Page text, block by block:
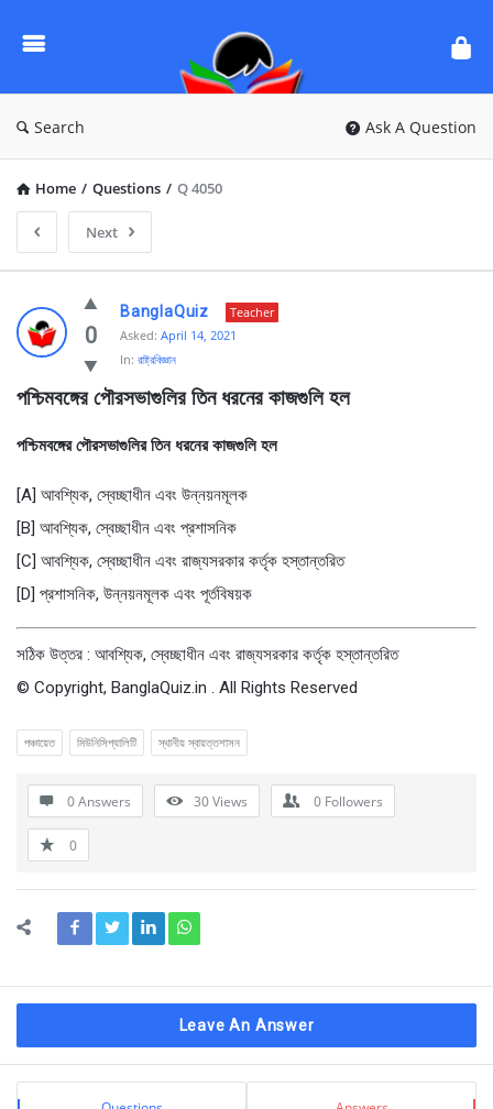
Questions
Search Ask A Question
Home / Questions / Q 4050
Next
Ask
Questions
BanglaQuiz
Latest
0
BanglaQuiz
Teacher
Asked: April 14, 2021
In: রাষ্ট্রবিজ্ঞান
পশ্চিমবঙ্গের পৌরসভাগুলির তিন ধরনের কাজগুলি হল
পশ্চিমবঙ্গের পৌরসভাগুলির তিন ধরনের কাজগুলি হল
[A] আবশ্যিক, স্বেচ্ছাধীন এবং উন্নয়নমূলক
[B] আবশ্যিক, স্বেচ্ছাধীন এবং প্রশাসনিক
[C] আবশ্যিক, স্বেচ্ছাধীন এবং রাজ্যসরকার কর্তৃক হস্তান্তরিত
[D] প্রশাসনিক, উন্নয়নমূলক এবং পূর্তবিষয়ক
সঠিক উত্তর : আবশ্যিক, স্বেচ্ছাধীন এবং রাজ্যসরকার কর্তৃক হস্তান্তরিত
© Copyright, BanglaQuiz.in . All Rights Reserved
পঞ্চায়েত মিউনিসিপ্যালিটি স্থানীয় স্বায়ত্তশাসন
0 Answers 30Views 0 Followers
0
Leave An Answer
Sidebar
Stats